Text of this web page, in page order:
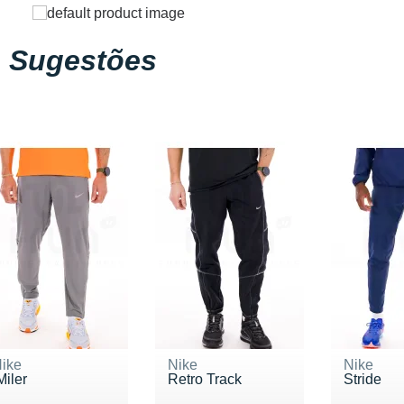
Sugestões
Nike
Retro Track
Nike
Stride